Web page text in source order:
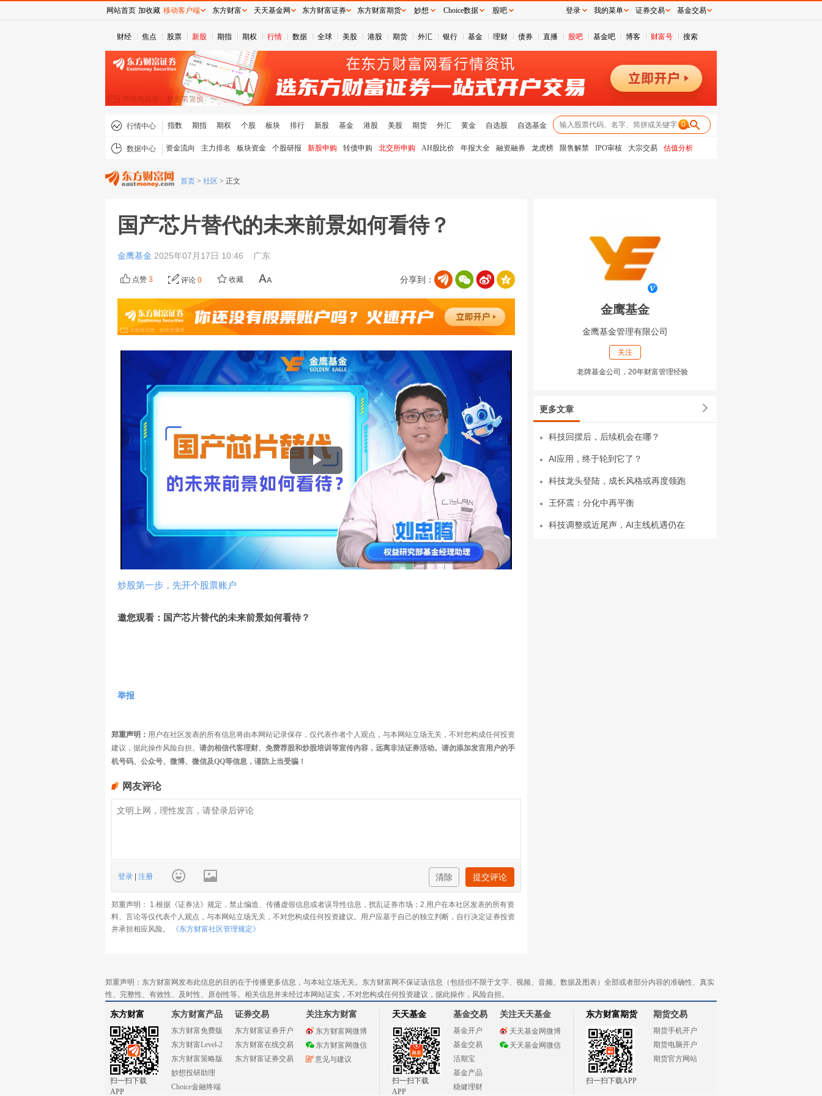
财经 焦点 股票 新股 期指 期权 行情 数据 全球 美股 港股 期货 外汇 银行 基金 理财 债券 直播 股吧 基金吧 博客 财富号 搜索
行情中心 指数 期指 期权 个股 板块 排行 新股 基金 港股 美股 期货 外汇 黄金 自选股 自选基金 0
数据中心 资金流向 主力排名 板块资金 个股研报 新股申购 转债申购 北交所申购 AH股比价 年报大全 融资融券 龙虎榜 限售解禁 IPO审核 大宗交易 估值分析
首页 > 社区 > 正文
国产芯片替代的未来前景如何看待？
金鹰基金 2025年07月17日 10:46 广东
分享到：
点赞 3 评论 0 收藏
播
视
频
炒股第一步，先开个股票账户
邀您观看：国产芯片替代的未来前景如何看待？
举报
郑重声明： 用户在社区发表的所有信息将由本网站记录保存，仅代表作者个人观点，与本网站立场无关，不对您构成任何投资
建议，据此操作风险自担。 请勿相信代客理财、免费荐股和炒股培训等宣传内容，远离非法证券活动。请勿添加发言用户的手
机号码、公众号、微博、微信及QQ等信息，谨防上当受骗！
网友评论
登录 注册 清除 提交评论
郑重声明： 1.根据《证券法》规定，禁止编造、传播虚假信息或者误导性信息，扰乱证券市场；2.用户在本社区发表的所有资
料、言论等仅代表个人观点，与本网站立场无关，不对您构成任何投资建议。用户应基于自己的独立判断，自行决定证券投资
并承担相应风险。
《东方财富社区管理规定》
金鹰基金
金鹰基金管理有限公司
关注
老牌基金公司，20年财富管理经验
更多文章
科技回摆后，后续机会在哪？
AI应用，终于轮到它了？
科技龙头登陆，成长风格或再度领跑
王怀震：分化中再平衡
科技调整或近尾声，AI主线机遇仍在
郑重声明：东方财富网发布此信息的目的在于传播更多信息，与本站立场无关。东方财富网不保证该信息（包括但不限于文字、视频、音频、数据及图表）全部或者部分内容的准确性、真实
性、完整性、有效性、及时性、原创性等。相关信息并未经过本网站证实，不对您构成任何投资建议，据此操作，风险自担。
东方财富
扫一扫下载
APP
东方财富产品
东方财富免费版
东方财富Level-2
东方财富策略版
妙想投研助理
Choice金融终端
证券交易
东方财富证券开户
东方财富在线交易
东方财富证券交易
关注东方财富
东方财富网微博
东方财富网微信
意见与建议
天天基金
扫一扫下载
APP
基金交易
基金开户
基金交易
活期宝
基金产品
稳健理财
关注天天基金
天天基金网微博
天天基金网微信
东方财富期货
扫一扫下载APP
期货交易
期货手机开户
期货电脑开户
期货官方网站
网站首页 加收藏 移动客户端 东方财富 天天基金网 东方财富证券 东方财富期货 妙想 Choice数据 股吧 登录 我的菜单 证券交易 基金交易